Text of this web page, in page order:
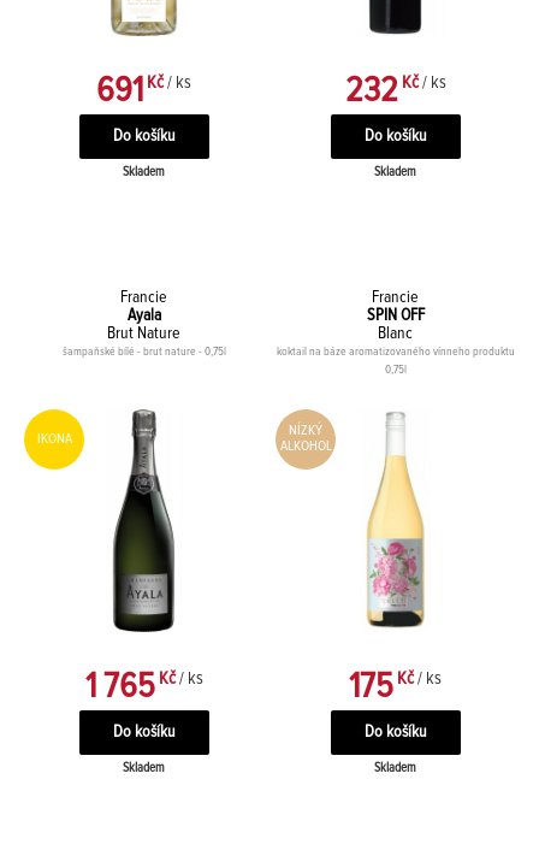
691 Kč / ks
Skladem
232 Kč / ks
Skladem
Francie
Ayala
Brut Nature
šampaňské bílé - brut nature - 0,75l
IKONA
1 765 Kč / ks
Skladem
Francie
SPIN OFF
Blanc
koktail na báze aromatizovaného vínneho produktu
0,75l
NÍZKÝ
ALKOHOL
175 Kč / ks
Skladem